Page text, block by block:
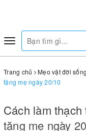
Toggle
navigation
Trang chủ Mẹo vặt đời sống
tặng mẹ ngày 20/10
Cách làm
tặng mẹ ngày